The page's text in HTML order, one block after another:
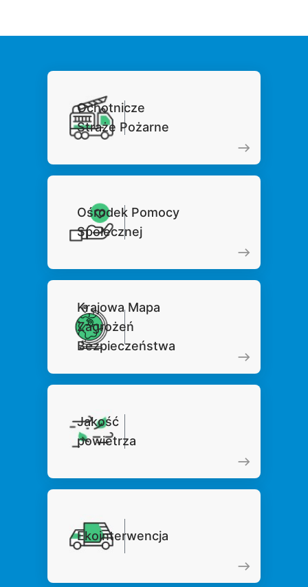
Ochotnicze
Straże Pożarne
Ośrodek Pomocy
Społecznej
Krajowa Mapa
Zagrożeń
Bezpieczeństwa
Jakość
powietrza
Ekointerwencja